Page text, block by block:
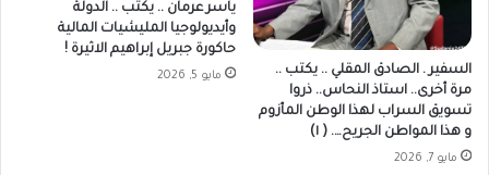
السفير . الصادق المقلي .. يكتب ..
مرة أخرى.. استاذ النحاس.. ذروا
تسويق السراب لهذا الوطن المأزوم
و هذا المواطن الجريح…. ( ١)
مايو 7, 2026
ياسر عرمان .. يكتب .. الدولة
وأيديولوجيا المليشيات المالية
حاكورة جبريل إبراهيم الاثيرة !
مايو 5, 2026